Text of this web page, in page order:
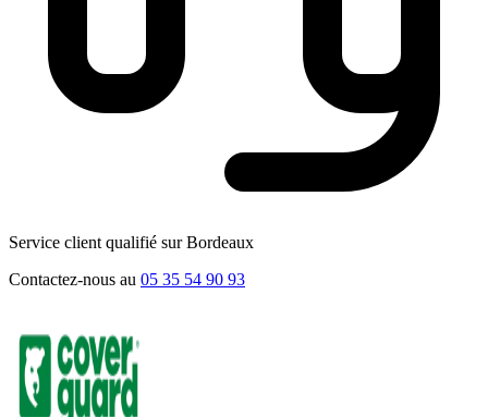
Service client qualifié sur Bordeaux
Contactez-nous au 05 35 54 90 93